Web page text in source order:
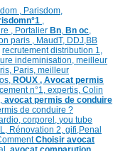
, Parisdom,
,
, Portalier Bn, Bn oc,
paris , MaudT, DDJ,BB
recrutement distribution 1,
indeminisation, meilleur
Paris, meilleur
ROUX , Avocat permis
n°1, expertis, Colin
avocat permis de conduire
de conduire ?
corpore l, you tube
Rénovation 2, gifi,Penal
Choisir avocat